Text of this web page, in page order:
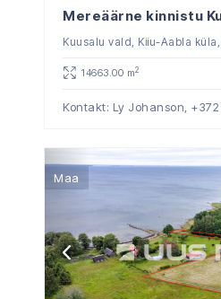
Mereäärne kinnistu
Kuusalu vald, Kiiu-Aabla küla,
14663.00 m2
Kontakt: Ly Johanson,
Maa